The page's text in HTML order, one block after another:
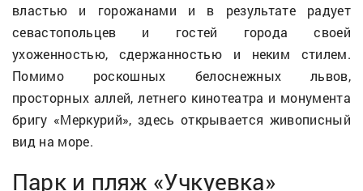
властью и горожанами и в результате радует
севастопольцев и гостей города своей
ухоженностью, сдержанностью и неким стилем.
Помимо роскошных белоснежных львов,
просторных аллей, летнего кинотеатра и монумента
бригу «Меркурий», здесь открывается живописный
вид на море.
Парк и пляж «Учкуевка»